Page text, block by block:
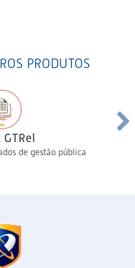
PRODUTOS
de gestão pública